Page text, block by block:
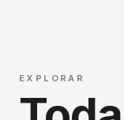
EXPLORAR